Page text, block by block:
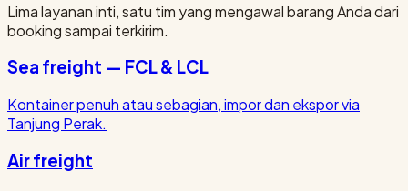
Lima layanan inti, satu tim yang mengawal barang Anda dari
booking sampai terkirim.
Sea freight — FCL & LCL
Kontainer penuh atau sebagian, impor dan ekspor via
Tanjung Perak.
Air freight